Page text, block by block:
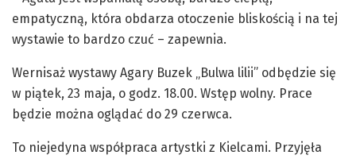
empatyczną, która obdarza otoczenie bliskością i na tej
wystawie to bardzo czuć – zapewnia.
Wernisaż wystawy Agary Buzek „Bulwa lilii” odbędzie się
w piątek, 23 maja, o godz. 18.00. Wstęp wolny. Prace
będzie można oglądać do 29 czerwca.
To niejedyna współpraca artystki z Kielcami. Przyjęła